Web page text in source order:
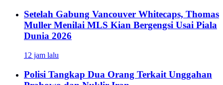
Setelah Gabung Vancouver Whitecaps, Thomas
Muller Menilai MLS Kian Bergengsi Usai Piala
Dunia 2026
12 jam lalu
Polisi Tangkap Dua Orang Terkait Unggahan